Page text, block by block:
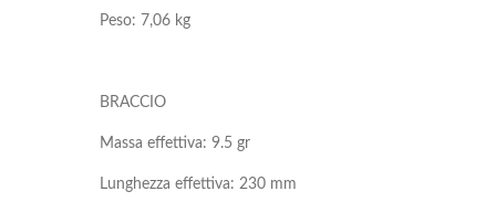
Peso: 7,06 kg
BRACCIO
Massa effettiva: 9.5 gr
Lunghezza effettiva: 230 mm